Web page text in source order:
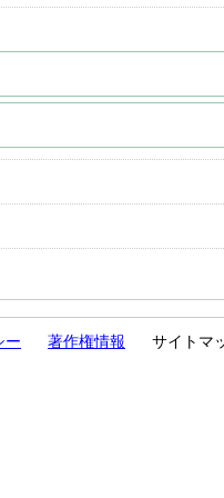
ー 著作権情報 サイトマ